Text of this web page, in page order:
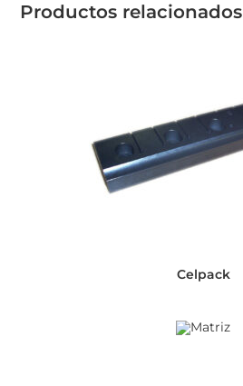
Productos relacionados
Celpack